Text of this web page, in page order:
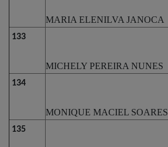
MARIA ELENILVA JANOCA
133
MICHELY PEREIRA NUNES
134
MONIQUE MACIEL SOARES
135